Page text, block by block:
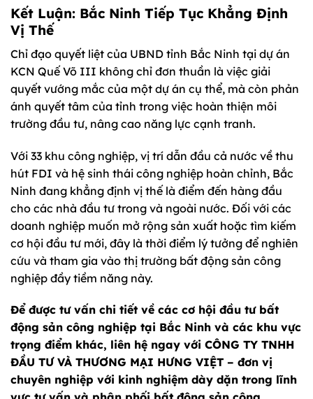
Kết Luận: Bắc Ninh Tiếp Tục Khẳng Định
Vị Thế
Chỉ đạo quyết liệt của UBND tỉnh Bắc Ninh tại dự án
KCN Quế Võ III không chỉ đơn thuần là việc giải
quyết vướng mắc của một dự án cụ thể, mà còn phản
ánh quyết tâm của tỉnh trong việc hoàn thiện môi
trường đầu tư, nâng cao năng lực cạnh tranh.
Với 33 khu công nghiệp, vị trí dẫn đầu cả nước về thu
hút FDI và hệ sinh thái công nghiệp hoàn chỉnh, Bắc
Ninh đang khẳng định vị thế là điểm đến hàng đầu
cho các nhà đầu tư trong và ngoài nước. Đối với các
doanh nghiệp muốn mở rộng sản xuất hoặc tìm kiếm
cơ hội đầu tư mới, đây là thời điểm lý tưởng để nghiên
cứu và tham gia vào thị trường bất động sản công
nghiệp đầy tiềm năng này.
Để được tư vấn chi tiết về các cơ hội đầu tư bất
động sản công nghiệp tại Bắc Ninh và các khu vực
trọng điểm khác, liên hệ ngay với CÔNG TY TNHH
ĐẦU TƯ VÀ THƯƠNG MẠI HƯNG VIỆT – đơn vị
chuyên nghiệp với kinh nghiệm dày dặn trong lĩnh